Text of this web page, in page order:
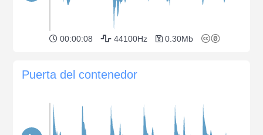
00:00:08 44100Hz 0.30Mb
Puerta del contenedor